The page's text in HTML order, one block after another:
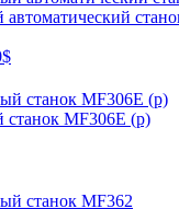
MF306E (р)